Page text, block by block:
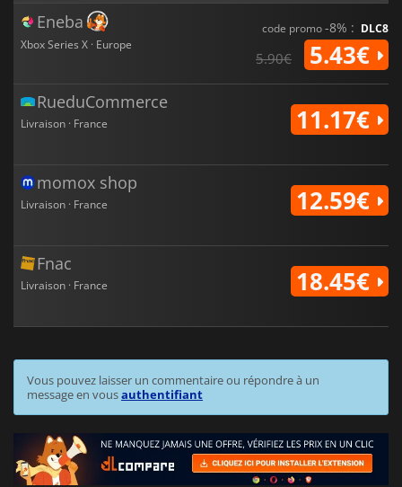
Eneba
Xbox Series X · Europe
code promo-8% : DLC8
5.90€ 5.43€
RueduCommerce
Livraison · France 11.17€
momox shop
Livraison · France 12.59€
Fnac
Livraison · France 18.45€
Vous pouvez laisser un commentaire ou répondre à un
message en vousauthentifiant